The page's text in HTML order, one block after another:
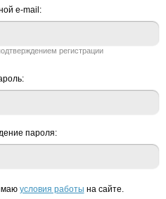
е-mail:
регистрации
пароля:
условия работы на сайте.